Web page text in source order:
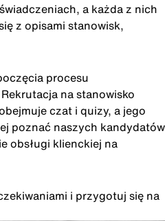
a każda z nich
z opisami stanowisk,
procesu
na stanowisko
czat i quizy, a jego
poznać naszych kandydatów
obsługi klienckiej na
i przygotuj się na